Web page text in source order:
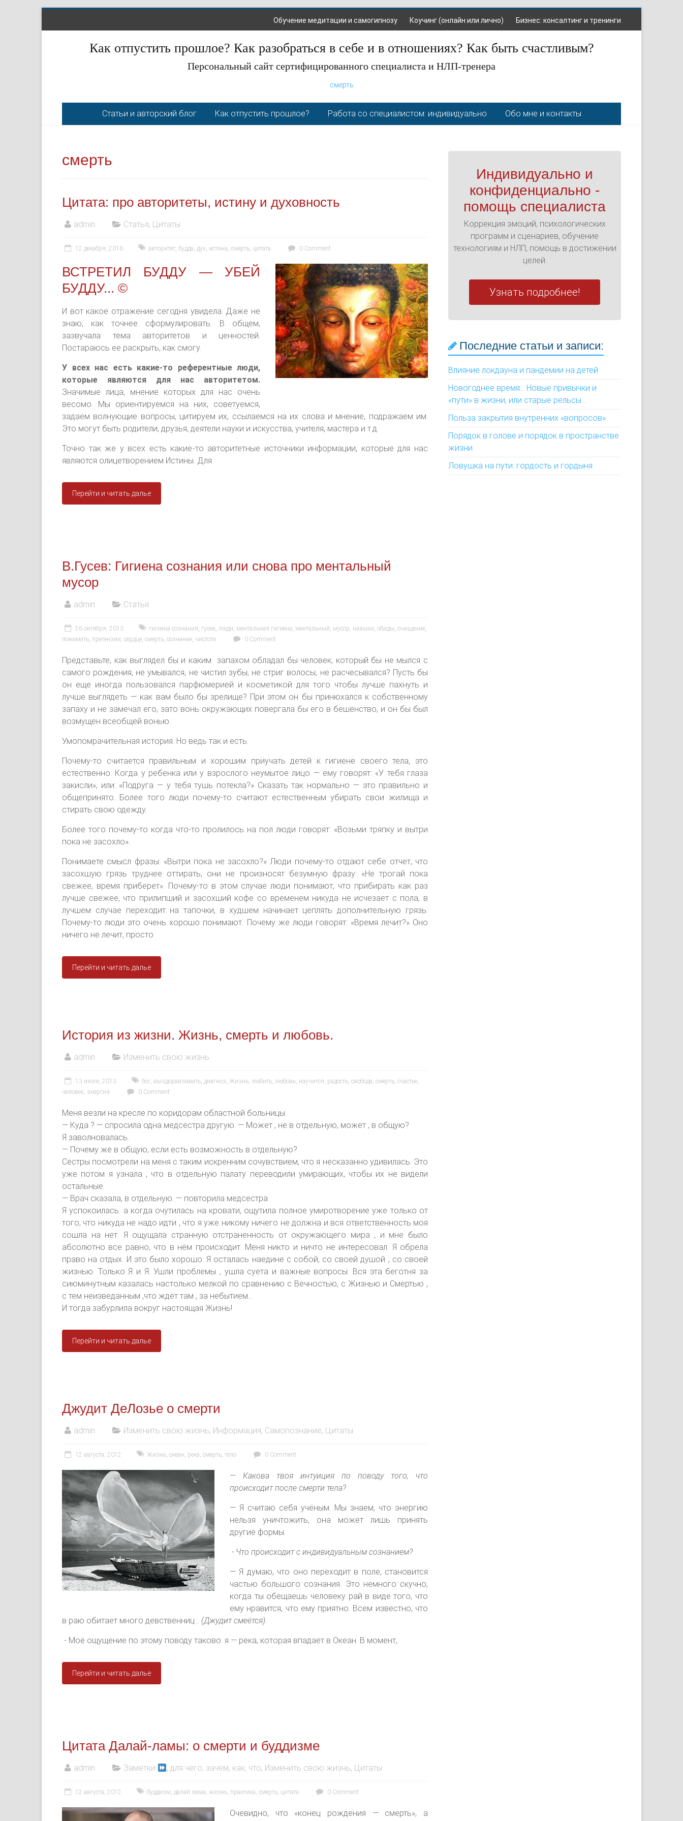
Обучение медитации и самогипнозу Коучинг (онлайн или лично) Бизнес: консалтинг и тренинги
Как отпустить прошлое? Как разобраться в себе и в отношениях? Как быть счастливым?
Персональный сайт сертифицированного специалиста и НЛП-тренера
смерть
Статьи и авторский блог Как отпустить прошлое? Работа со специалистом: индивидуально Обо мне и контакты
смерть
Цитата: про авторитеты, истину и духовность
admin Статья, Цитаты
12 декабря, 2016 авторитет, будда, дух, истина, смерть, цитата 0 Comment
ВСТРЕТИЛ БУДДУ — УБЕЙ
БУДДУ... ©
И вот какое отражение сегодня увидела. Даже не
знаю, как точнее сформулировать. В общем,
зазвучала тема авторитетов и ценностей.
Постараюсь ее раскрыть, как смогу.
У всех нас есть какие-то референтные люди,
которые являются для нас авторитетом.
Значимые лица, мнение которых для нас очень
весомо. Мы ориентируемся на них, советуемся,
задаем волнующие вопросы, цитируем их, ссылаемся на их слова и мнение, подражаем им.
Это могут быть родители, друзья, деятели науки и искусства, учителя, мастера и т.д.
Точно так же у всех есть какие-то авторитетные источники информации, которые для нас
являются олицетворением Истины. Для
Перейти и читать далье
В.Гусев: Гигиена сознания или снова про ментальный
мусор
admin Статья
26 октября, 2013 гигиена сознания, гусев, люди, ментальная гигиена, ментальный, мусор, навыки, обиды, очищение,
понимать, претензии, сердце, смерть, сознание, чистота 0 Comment
Представьте, как выглядел бы и каким запахом обладал бы человек, который бы не мылся с
самого рождения, не умывался, не чистил зубы, не стриг волосы, не расчесывался? Пусть бы
он еще иногда пользовался парфюмерией и косметикой для того чтобы лучше пахнуть и
лучше выглядеть — как вам было бы зрелище? При этом он бы принюхался к собственному
запаху и не замечал его, зато вонь окружающих повергала бы его в бешенство, и он бы был
возмущен всеобщей вонью.
Умопомрачительная история. Но ведь так и есть.
Почему-то считается правильным и хорошим приучать детей к гигиене своего тела, это
естественно. Когда у ребенка или у взрослого неумытое лицо — ему говорят: «У тебя глаза
закисли», или: «Подруга — у тебя тушь потекла?» Сказать так нормально — это правильно и
общепринято. Более того люди почему-то считают естественным убирать свои жилища и
стирать свою одежду.
Более того почему-то когда что-то пролилось на пол люди говорят: «Возьми тряпку и вытри
пока не засохло».
Понимаете смысл фразы: «Вытри пока не засохло?» Люди почему-то отдают себе отчет, что
засохшую грязь труднее оттирать, они не произносят безумную фразу: «Не трогай пока
свежее, время приберет». Почему-то в этом случае люди понимают, что прибирать как раз
лучше свежее, что прилипший и засохший кофе со временем никуда не исчезает с пола, в
лучшем случае переходит на тапочки, в худшем начинает цеплять дополнительную грязь.
Почему-то люди это очень хорошо понимают. Почему же люди говорят: «Время лечит?» Оно
ничего не лечит, просто
Перейти и читать далье
История из жизни. Жизнь, смерть и любовь.
admin Изменить свою жизнь
13 июля, 2013 бог, выздоравливать, диагноз, Жизнь, любить, любовь, научится, радость, свобода, смерть, счастье,
человек, энергия 0 Comment
Меня везли на кресле по коридорам областной больницы.
— Куда ? — спросила одна медсестра другую. — Может , не в отдельную, может , в общую?
Я заволновалась.
— Почему же в общую, если есть возможность в отдельную?
Сёстры посмотрели на меня с таким искренним сочувствием, что я несказанно удивилась. Это
уже потом я узнала , что в отдельную палату переводили умирающих, чтобы их не видели
остальные.
— Врач сказала, в отдельную. — повторила медсестра .
Я успокоилась. а когда очутилась на кровати, ощутила полное умиротворение уже только от
того, что никуда не надо идти , что я уже никому ничего не должна и вся ответственность моя
сошла на нет. Я ощущала странную отстраненность от окружающего мира , и мне было
абсолютно все равно, что в нём происходит. Меня никто и ничто не интересовал. Я обрела
право на отдых. И это было хорошо. Я осталась наедине с собой, со своей душой , со своей
жизнью. Только Я и Я. Ушли проблемы , ушла суета и важные вопросы. Вся эта беготня за
сиюминутным казалась настолько мелкой по сравнению с Вечностью, с Жизнью и Смертью ,
с тем неизведанным ,что ждёт там , за небытием...
И тогда забурлила вокруг настоящая Жизнь!
Перейти и читать далье
Джудит ДеЛозье о смерти
admin Изменить свою жизнь, Информация, Самопознание, Цитаты
12 августа, 2012 Жизнь, океан, река, смерть, тело 0 Comment
— Какова твоя интуиция по поводу того, что
происходит после смерти тела?
— Я считаю себя учёным. Мы знаем, что энергию
нельзя уничтожить, она может лишь принять
другие формы.
- Что происходит с индивидуальным сознанием?
— Я думаю, что оно переходит в поле, становится
частью большого сознания. Это немного скучно,
когда ты обещаешь человеку рай в виде того, что
ему нравится, что ему приятно. Всем известно, что
в раю обитает много девственниц… (Джудит смеётся).
- Моё ощущение по этому поводу таково: я — река, которая впадает в Океан. В момент,
Перейти и читать далье
Цитата Далай-ламы: о смерти и буддизме
admin Заметки , для чего, зачем, как, что, Изменить свою жизнь, Цитаты
12 августа, 2012 буддизм, далай лама, жизнь, практика, смерть, цитата 0 Comment
Очевидно, что «конец рождения — смерть», а
Индивидуально и
конфиденциально -
помощь специалиста
Коррекция эмоций, психологических
программ и сценариев, обучение
технологиям и НЛП, помощь в достижении
целей.
Узнать подробнее!
Последние статьи и записи:
Влияние локдауна и пандемии на детей
Новогоднее время... Новые привычки и
«пути» в жизни, или старые рельсы...
Польза закрытия внутренних «вопросов»
Порядок в голове и порядок в пространстве
жизни
Ловушка на пути: гордость и гордыня